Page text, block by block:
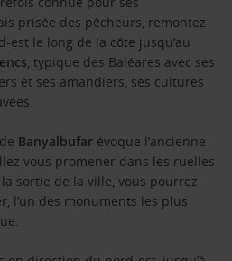
prisée des pêcheurs, remontez
le long de la côte jusqu’au
, typique des Baléares avec ses
et ses amandiers, ses cultures
Banyalbufarévoque l’ancienne
vous promener dans les ruelles
sortie de la ville, vous pourrez
l’un des monuments les plus